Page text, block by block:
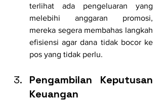
terlihat ada pengeluaran yang
melebihi anggaran promosi,
mereka segera membahas langkah
efisiensi agar dana tidak bocor ke
pos yang tidak perlu.
Pengambilan Keputusan
Keuangan